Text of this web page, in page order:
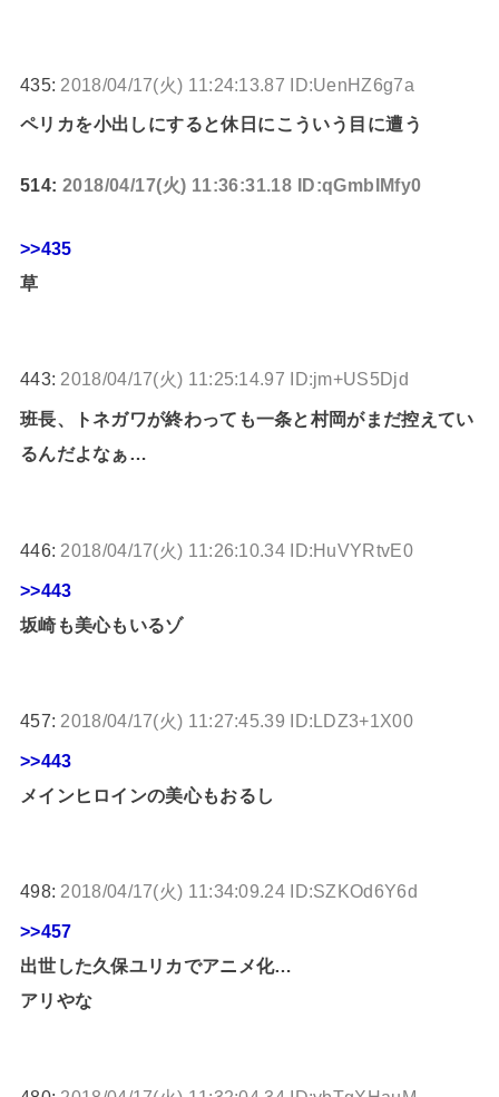
435: 2018/04/17(火) 11:24:13.87 ID:UenHZ6g7a
ペリカを小出しにすると休日にこういう目に遭う
514: 2018/04/17(火) 11:36:31.18 ID:qGmbIMfy0
>>435
草
443: 2018/04/17(火) 11:25:14.97 ID:jm+US5Djd
班長、トネガワが終わっても一条と村岡がまだ控えてい
るんだよなぁ…
446: 2018/04/17(火) 11:26:10.34 ID:HuVYRtvE0
>>443
坂崎も美心もいるゾ
457: 2018/04/17(火) 11:27:45.39 ID:LDZ3+1X00
>>443
メインヒロインの美心もおるし
498: 2018/04/17(火) 11:34:09.24 ID:SZKOd6Y6d
>>457
出世した久保ユリカでアニメ化…
アリやな